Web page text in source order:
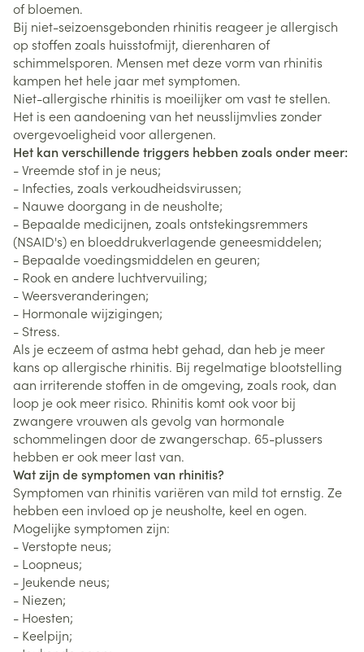
of bloemen.
Bij niet-seizoensgebonden rhinitis reageer je allergisch
op stoffen zoals huisstofmijt, dierenharen of
schimmelsporen. Mensen met deze vorm van rhinitis
kampen het hele jaar met symptomen.
Niet-allergische rhinitis is moeilijker om vast te stellen.
Het is een aandoening van het neusslijmvlies zonder
overgevoeligheid voor allergenen.
Het kan verschillende triggers hebben zoals onder meer:
- Vreemde stof in je neus;
- Infecties, zoals verkoudheidsvirussen;
- Nauwe doorgang in de neusholte;
- Bepaalde medicijnen, zoals ontstekingsremmers
(NSAID's) en bloeddrukverlagende geneesmiddelen;
- Bepaalde voedingsmiddelen en geuren;
- Rook en andere luchtvervuiling;
- Weersveranderingen;
- Hormonale wijzigingen;
- Stress.
Als je eczeem of astma hebt gehad, dan heb je meer
kans op allergische rhinitis. Bij regelmatige blootstelling
aan irriterende stoffen in de omgeving, zoals rook, dan
loop je ook meer risico. Rhinitis komt ook voor bij
zwangere vrouwen als gevolg van hormonale
schommelingen door de zwangerschap. 65-plussers
hebben er ook meer last van.
Wat zijn de symptomen van rhinitis?
Symptomen van rhinitis variëren van mild tot ernstig. Ze
hebben een invloed op je neusholte, keel en ogen.
Mogelijke symptomen zijn:
- Verstopte neus;
- Loopneus;
- Jeukende neus;
- Niezen;
- Hoesten;
- Keelpijn;